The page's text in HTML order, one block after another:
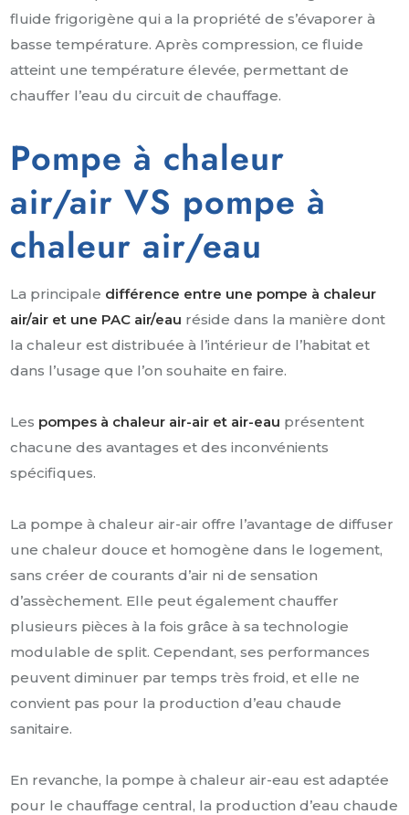
fluide frigorigène qui a la propriété de s’évaporer à
basse température. Après compression, ce fluide
atteint une température élevée, permettant de
chauffer l’eau du circuit de chauffage.
Pompe à chaleur
air/air VS pompe à
chaleur air/eau
La principale différence entre une pompe à chaleur
air/air et une PAC air/eau réside dans la manière dont
la chaleur est distribuée à l’intérieur de l’habitat et
dans l’usage que l’on souhaite en faire.
Les pompes à chaleur air-air et air-eau présentent
chacune des avantages et des inconvénients
spécifiques.
La pompe à chaleur air-air offre l’avantage de diffuser
une chaleur douce et homogène dans le logement,
sans créer de courants d’air ni de sensation
d’assèchement. Elle peut également chauffer
plusieurs pièces à la fois grâce à sa technologie
modulable de split. Cependant, ses performances
peuvent diminuer par temps très froid, et elle ne
convient pas pour la production d’eau chaude
sanitaire.
En revanche, la pompe à chaleur air-eau est adaptée
pour le chauffage central, la production d’eau chaude